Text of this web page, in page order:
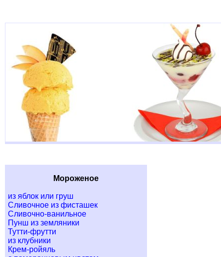
Мороженое
из яблок или груш
Сливочное из фисташек
Сливочно-ванильное
Пунш из земляники
Тутти-фрутти
из клубники
Крем-ройяль